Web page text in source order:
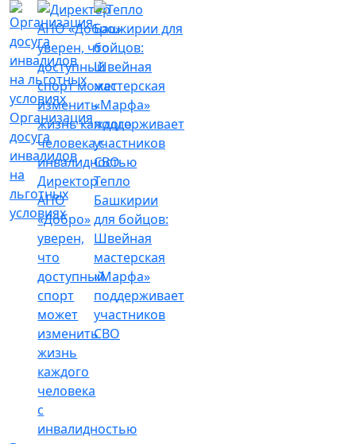
Организация
досуга
инвалидов
на
льготных
условиях
Директор
АНО
«Добро»
уверен,
что
доступный
спорт
может
изменить
жизнь
каждого
человека
с
инвалидностью
Тепло
Башкирии
для бойцов:
Швейная
мастерская
«Марфа»
поддерживает
участников
СВО